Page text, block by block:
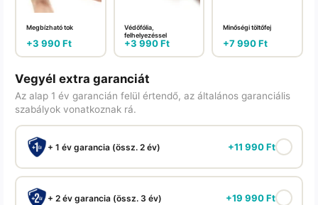
Megbízható tok
+3 990Ft
Védőfólia,
felhelyezéssel
+3 990Ft
Minőségi töltőfej
+7 990Ft
Vegyél extra garanciát
Az alap 1 év garancián felül értendő, az általános garanciális
szabályok vonatkoznak rá.
+ 1 év garancia (össz. 2 év) +11 990Ft
+ 2 év garancia (össz. 3 év) +19 990Ft